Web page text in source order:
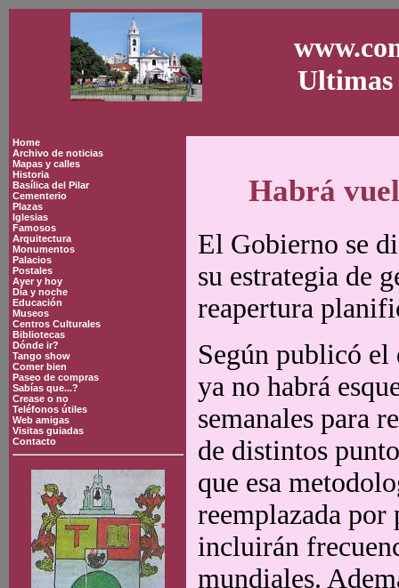
Ultimas
Home
Archivo de noticias
Mapas y calles
Historia
Basílica del Pilar
Cementerio
Plazas
Iglesias
Famosos
Arquitectura
Monumentos
Palacios
Postales
Ayer y hoy
Día y noche
Educación
Museos
Centros Culturales
Bibliotecas
Dónde ir?
Tango show
Comer bien
Paseo de compras
Sabías que...?
Crease o no
Teléfonos útiles
Web amigas
Visitas guiadas
Contacto
Habrá
El Gobierno se
su estrategia de
reapertura
Según publicó
ya no habrá
semanales para
de distintos
que esa
reemplazada por
incluirán
mundiales.